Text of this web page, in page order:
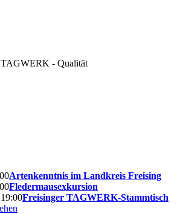
- Qualität
Artenkenntnis im Landkreis Freising
Fledermausexkursion
Freisinger TAGWERK-Stammtisch